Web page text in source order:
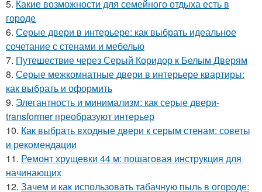
5. Какие возможности для семейного отдыха есть в
городе
6. Серые двери в интерьере: как выбрать идеальное
сочетание с стенами и мебелью
7. Путешествие через Серый Коридор к Белым Дверям
8. Серые межкомнатные двери в интерьере квартиры:
как выбрать и оформить
9. Элегантность и минимализм: как серые двери-
transformer преобразуют интерьер
10. Как выбрать входные двери к серым стенам: советы
и рекомендации
11. Ремонт хрущевки 44 м: пошаговая инструкция для
начинающих
12. Зачем и как использовать табачную пыль в огороде: